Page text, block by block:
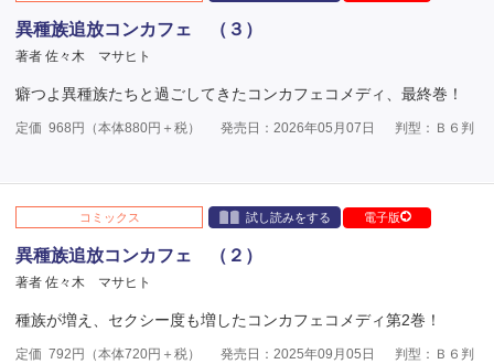
異種族追放コンカフェ （３）
著者 佐々木 マサヒト
癖つよ異種族たちと過ごしてきたコンカフェコメディ、最終巻！
定価 968 円（本体880円＋税） 発売日：2026年05月07日 判型：Ｂ６判
コミックス 試し読みをする 電子版
異種族追放コンカフェ （２）
著者 佐々木 マサヒト
種族が増え、セクシー度も増したコンカフェコメディ第2巻！
定価 792 円（本体720円＋税） 発売日：2025年09月05日 判型：Ｂ６判